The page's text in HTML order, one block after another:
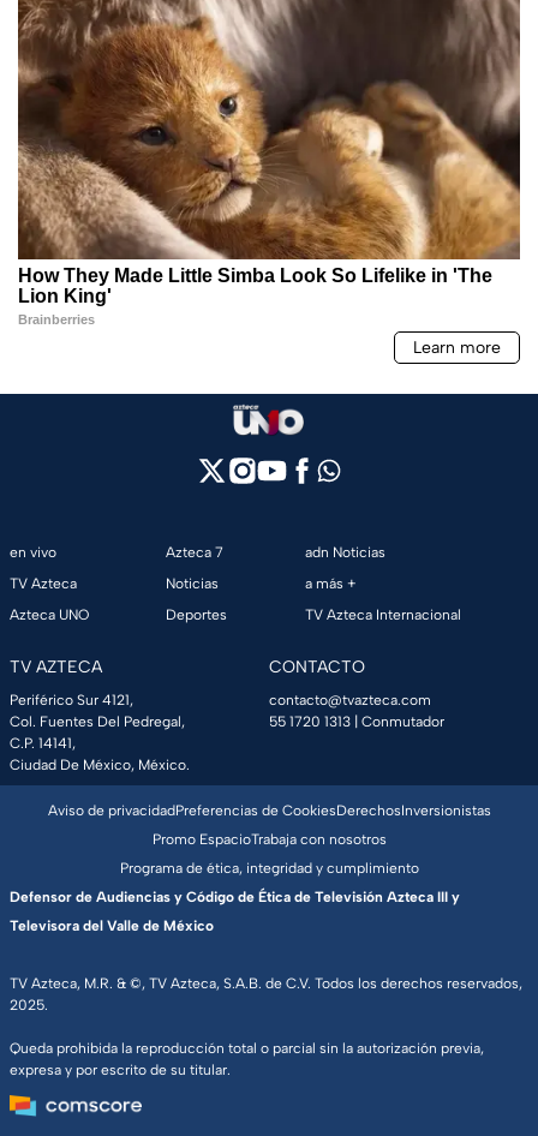
en vivo
TV Azteca
Azteca UNO
Azteca 7
Noticias
Deportes
adn Noticias
a más +
TV Azteca Internacional
TV AZTECA
Periférico Sur 4121,
Col. Fuentes Del Pedregal,
C.P. 14141,
Ciudad De México, México.
CONTACTO
contacto@tvazteca.com
55 1720 1313 | Conmutador
TV Azteca, M.R. & ©, TV Azteca, S.A.B. de C.V. Todos los derechos reservados,
2025.
Queda prohibida la reproducción total o parcial sin la autorización previa,
expresa y por escrito de su titular.
Aviso de privacidadPreferencias de CookiesDerechosInversionistas
Promo EspacioTrabaja con nosotros
Programa de ética, integridad y cumplimiento
Defensor de Audiencias y Código de Ética de Televisión Azteca III y
Televisora del Valle de México